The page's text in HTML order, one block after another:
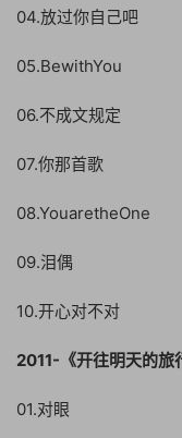
04.放过你自己吧
05.BewithYou
06.不成文规定
07.你那首歌
08.YouaretheOne
09.泪偶
10.开心对不对
2011-《开往明天的旅
01.对眼